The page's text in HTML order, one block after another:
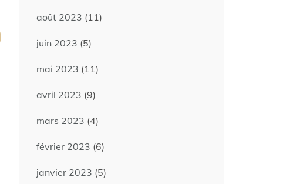
août 2023 (11)
juin 2023 (5)
mai 2023 (11)
avril 2023 (9)
mars 2023 (4)
février 2023 (6)
janvier 2023 (5)